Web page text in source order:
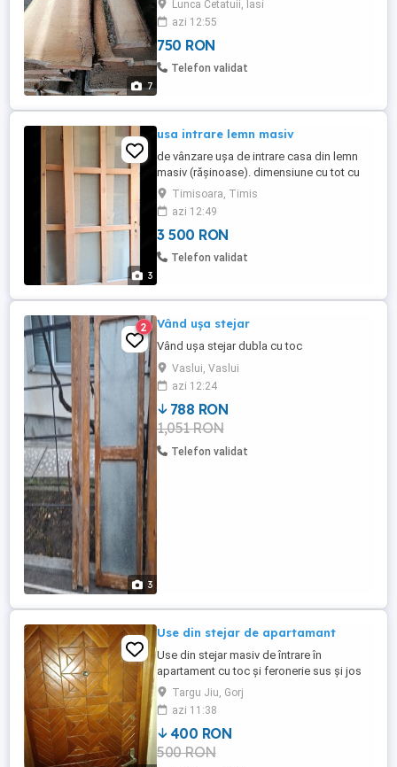
7
1150 Ron mc CLS Abc -1000 Ron mc
Grosime 27, 35, 55 ,77 mm Avem stoc și
de cherestea - frasin ...
Lunca Cetatuii, Iasi
azi 12:55
750 RON
Telefon validat
3
usa intrare lemn masiv
de vânzare ușa de intrare casa din lemn
masiv (rășinoase). dimensiune cu tot cu
toc aprox 164 215 cm. ușa este dubla,
partea exterioara lemn plin, parte
interioara cu ochiuri de sticla. necesita
reîmprospătare strat le lac. ideala pentru
intrare in casa sau ieșire spre o terasa
Timisoara, Timis
azi 12:49
3 500 RON
Telefon validat
3
2 Vând ușa stejar
Vând ușa stejar dubla cu toc
Vaslui, Vaslui
azi 12:24
788 RON
1,051 RON
Telefon validat
Use din stejar de apartamant
Use din stejar masiv de întrare în
apartament cu toc și feronerie sus și jos
.Culoare stejar lăcuit.
Targu Jiu, Gorj
azi 11:38
400 RON
500 RON